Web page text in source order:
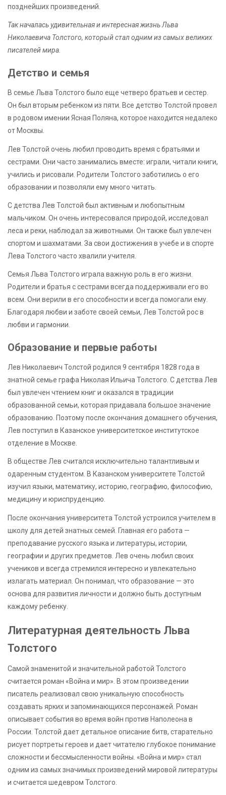
позднейших произведений.
Так началась удивительная и интересная жизнь Льва
Николаевича Толстого, который стал одним из самых великих
писателей мира.
Детство и семья
В семье Льва Толстого было еще четверо братьев и сестер.
Он был вторым ребенком из пяти. Все детство Толстой провел
в родовом имении Ясная Поляна, которое находится недалеко
от Москвы.
Лев Толстой очень любил проводить время с братьями и
сестрами. Они часто занимались вместе: играли, читали книги,
учились и рисовали. Родители Толстого заботились о его
образовании и позволяли ему много читать.
С детства Лев Толстой был активным и любопытным
мальчиком. Он очень интересовался природой, исследовал
леса и реки, наблюдал за животными. Он также был увлечен
спортом и шахматами. За свои достижения в учебе и в спорте
Лева Толстого часто хвалили учителя.
Семья Льва Толстого играла важную роль в его жизни.
Родители и братья с сестрами всегда поддерживали его во
всем. Они верили в его способности и всегда помогали ему.
Благодаря любви и заботе своей семьи, Лев Толстой рос в
любви и гармонии.
Образование и первые работы
Лев Николаевич Толстой родился 9 сентября 1828 года в
знатной семье графа Николая Ильича Толстого. С детства Лев
был увлечен чтением книг и оказался в традиции
образованной семьи, которая придавала большое значение
образованию. Поэтому после окончания домашнего обучения,
Лев поступил в Казанское университетское институтское
отделение в Москве.
В обществе Лев считался исключительно талантливым и
одаренным студентом. В Казанском университете Толстой
изучил языки, математику, историю, географию, философию,
медицину и юриспруденцию.
После окончания университета Толстой устроился учителем в
школу для детей знатных семей. Главная его работа —
преподавание русского языка и литературы, истории,
географии и других предметов. Лев очень любил своих
учеников и всегда стремился интересно и увлекательно
излагать материал. Он понимал, что образование — это
основа для развития личности и должно быть доступным
каждому ребенку.
Литературная деятельность Льва
Толстого
Самой знаменитой и значительной работой Толстого
считается роман «Война и мир». В этом произведении
писатель реализовал свою уникальную способность
создавать ярких и запоминающихся персонажей. Роман
описывает события во время войн против Наполеона в
России. Толстой дает детальное описание битв, старательно
рисует портреты героев и дает читателю глубокое понимание
сложности и бессмысленности войны. «Война и мир» стал
одним из самых значимых произведений мировой литературы
и считается шедевром Толстого.